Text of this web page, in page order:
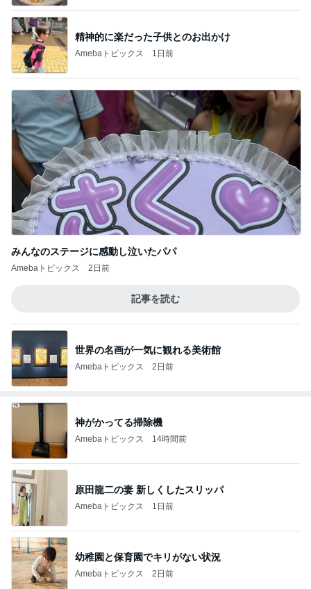
精神的に楽だった子供とのお出かけ
Amebaトピックス 1日前
みんなのステージに感動し泣いたパパ
Amebaトピックス 2日前
記事を読む
世界の名画が一気に観れる美術館
Amebaトピックス 2日前
神がかってる掃除機
Amebaトピックス 14時間前
原田龍二の妻 新しくしたスリッパ
Amebaトピックス 1日前
幼稚園と保育園でキリがない状況
Amebaトピックス 2日前